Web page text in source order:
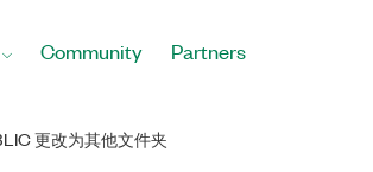
Community Partners
更改为其他文件夹